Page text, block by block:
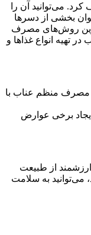
می‌توانید آن را
بخشی از دسرها
روش‌های مصرف
تهیه انواع غذاها و
مصرف منظم عناب با
برخی عوارض
از طبیعت
می‌توانید به سلامت